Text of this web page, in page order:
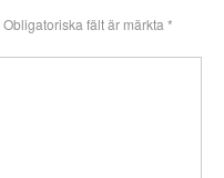
Obligatoriska fält är märkta *